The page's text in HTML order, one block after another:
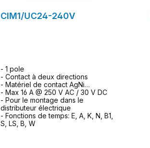
CIM1/UC24-240V
- 1 pole
- Contact à deux directions
- Matériel de contact AgNi
- Max 16 A @ 250 V AC / 30 V DC
- Pour le montage dans le
distributeur électrique
- Fonctions de temps: E, A, K, N, B1,
S, LS, B, W